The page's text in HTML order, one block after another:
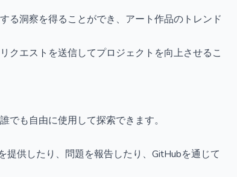
る洞察を得ることができ、アート作品のトレンド
クエストを送信してプロジェクトを向上させるこ
でも自由に使用して探索できます。
供したり、問題を報告したり、GitHubを通じて